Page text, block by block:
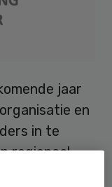
jaar
en
in te
regionaal